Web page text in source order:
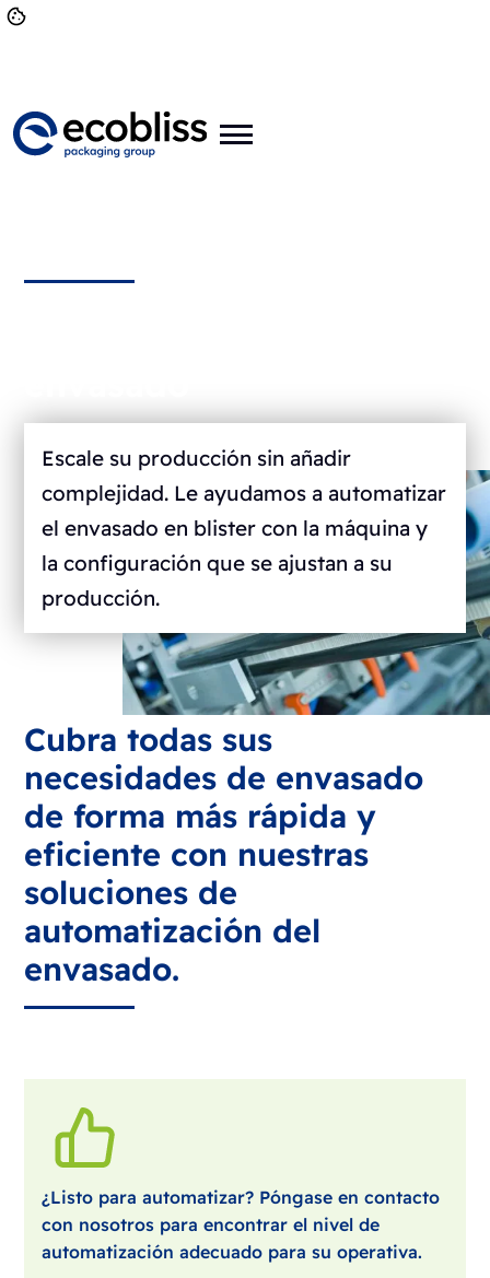
Escale su producción sin añadir
complejidad. Le ayudamos a automatizar
el envasado en blister con la máquina y
la configuración que se ajustan a su
producción.
Cubra todas sus
necesidades de envasado
de forma más rápida y
eficiente con nuestras
soluciones de
automatización del
envasado.
¿Listo para automatizar? Póngase en contacto
con nosotros para encontrar el nivel de
automatización adecuado para su operativa.